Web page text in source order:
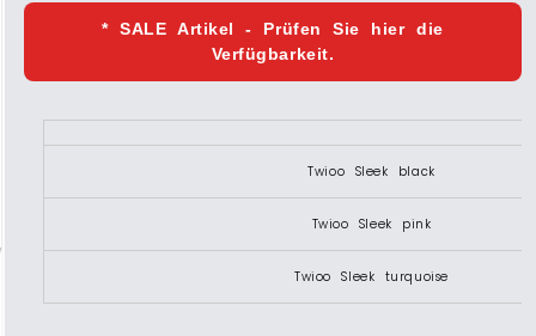
* SALE Artikel - Prüfen Sie hier die
Verfügbarkeit.
Twioo Sleek black
Twioo Sleek pink
Twioo Sleek turquoise